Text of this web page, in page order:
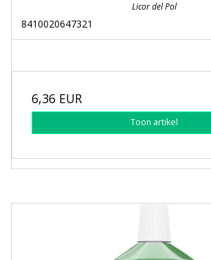
Licor del Pol
8410020647321
6,36 EUR
Toon artikel